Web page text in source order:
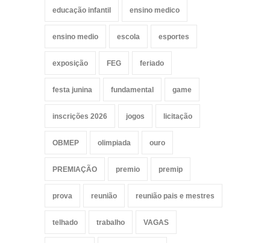
educação infantil ensino medico
ensino medio escola esportes
exposição FEG feriado
festa junina fundamental game
inscrições 2026 jogos licitação
OBMEP olimpiada ouro
PREMIAÇÃO premio premip
prova reunião reunião pais e mestres
telhado trabalho VAGAS